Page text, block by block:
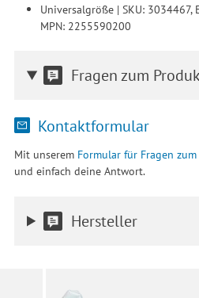
Universalgröße | SKU: 3034467,
MPN: 2255590200
Fragen zum
Kontaktformular
Mit unserem Formular für Fragen
und einfach deine Antwort.
Hersteller